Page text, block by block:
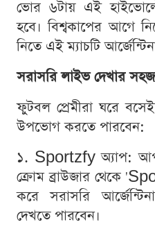
ভোর ৬টায় এই
হবে। বিশ্বকাপের আগে
নিতে এই ম্যাচটি
সরাসরি লাইভ দেখার
ফুটবল প্রেমীরা ঘরে
উপভোগ করতে পারবেন:
১. Sportzfy অ্যাপ:
ক্রোম ব্রাউজার থেকে
করে সরাসরি
দেখতে পারবেন।